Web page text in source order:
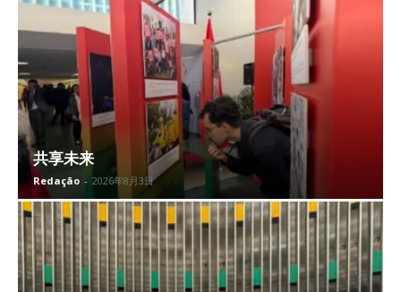
共享未来
Redação - 2026年8月3日